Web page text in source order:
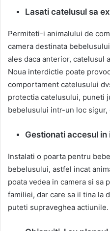
Lasati catelusul sa
Permiteti-i animalului de
camera destinata
ales daca anterior, catelusul
Noua interdictie poate
comportament catelusului
protectia catelusului, puneti
bebelusului intr-un loc
Gestionati accesul
Instalati o poarta pentru
bebelusului, astfel incat
poata vedea in camera si sa
familiei, dar care sa il tina la
puteti supraveghea actiunile.